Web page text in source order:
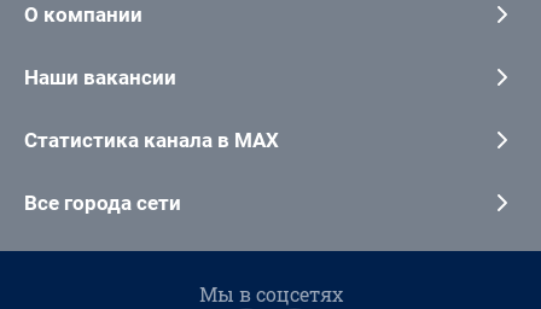
О компании
Наши вакансии
Статистика канала в MAX
Все города сети
Мы в соцсетях